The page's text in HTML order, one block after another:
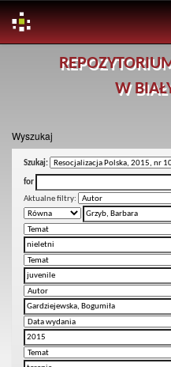
W
Wyszukaj
Szukaj:
for
Aktualne filtry: